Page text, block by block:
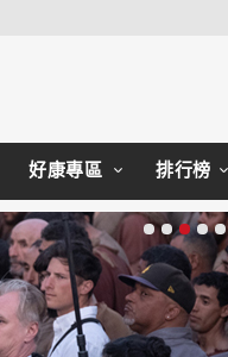
好康專區 排行榜